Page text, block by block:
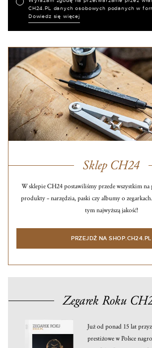
CH24.PL danych osobowych podanych w
Dowiedz się więcej
Sklep CH24
W sklepie CH24 postawiliśmy przede wszystkim
produkty – narzędzia, paski czy albumy o zegarkach.
tym najwyższą jakość!
PRZEJDŹ NA SHOP.CH24.PL
Zegarek Roku
Już od ponad 15 lat
prestiżowe w Polsce